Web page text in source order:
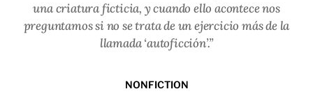
una criatura ficticia, y cuando ello acontece nos
preguntamos si no se trata de un ejercicio más de la
llamada ‘autoficción’.”
NONFICTION